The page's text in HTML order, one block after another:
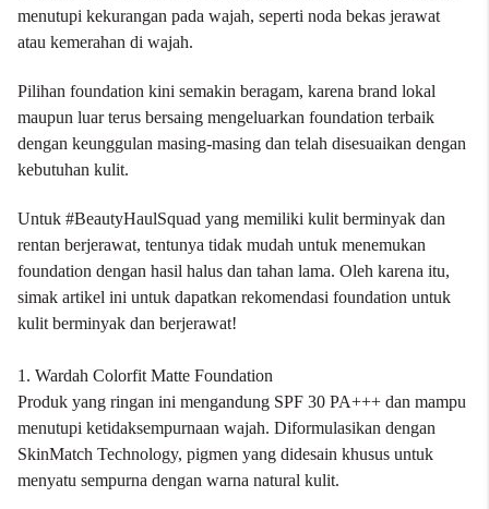
menutupi kekurangan pada wajah, seperti noda bekas jerawat
atau kemerahan di wajah.
Pilihan foundation kini semakin beragam, karena brand lokal
maupun luar terus bersaing mengeluarkan foundation terbaik
dengan keunggulan masing-masing dan telah disesuaikan dengan
kebutuhan kulit.
Untuk #BeautyHaulSquad yang memiliki kulit berminyak dan
rentan berjerawat, tentunya tidak mudah untuk menemukan
foundation dengan hasil halus dan tahan lama. Oleh karena itu,
simak artikel ini untuk dapatkan rekomendasi foundation untuk
kulit berminyak dan berjerawat!
1. Wardah Colorfit Matte Foundation
Produk yang ringan ini mengandung SPF 30 PA+++ dan mampu
menutupi ketidaksempurnaan wajah. Diformulasikan dengan
SkinMatch Technology, pigmen yang didesain khusus untuk
menyatu sempurna dengan warna natural kulit.